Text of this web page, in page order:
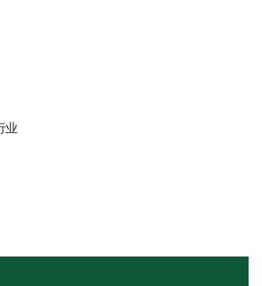
业